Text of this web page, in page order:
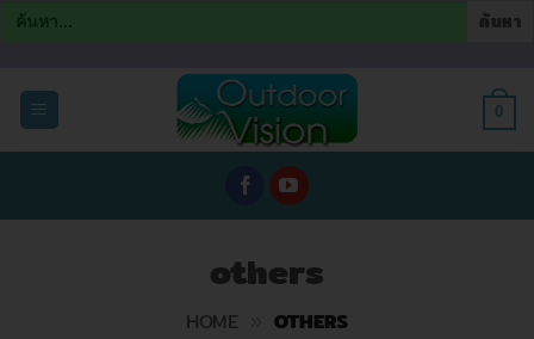
Search
for:
0
others
HOME
OTHERS